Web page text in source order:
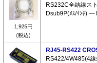
1,925円
(税込)
RS232C全結線ス
Dsub9P(ﾒｽ/ｲﾝﾁ) ―
RJ45-RS422
RS422/4W485(4